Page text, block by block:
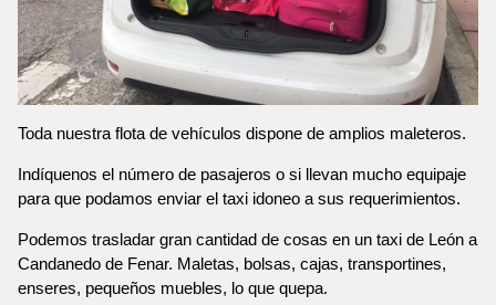
Toda nuestra flota de vehículos dispone de amplios maleteros.
Indíquenos el número de pasajeros o si llevan mucho equipaje
para que podamos enviar el taxi idoneo a sus requerimientos.
Podemos trasladar gran cantidad de cosas en un taxi de León a
Candanedo de Fenar. Maletas, bolsas, cajas, transportines,
enseres, pequeños muebles, lo que quepa.